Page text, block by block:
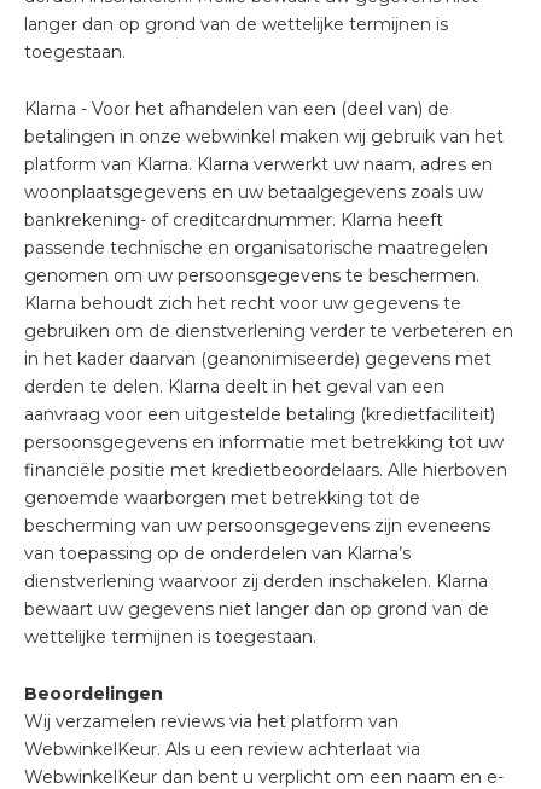
langer dan op grond van de wettelijke termijnen is
toegestaan.
Klarna - Voor het afhandelen van een (deel van) de
betalingen in onze webwinkel maken wij gebruik van het
platform van Klarna. Klarna verwerkt uw naam, adres en
woonplaatsgegevens en uw betaalgegevens zoals uw
bankrekening- of creditcardnummer. Klarna heeft
passende technische en organisatorische maatregelen
genomen om uw persoonsgegevens te beschermen.
Klarna behoudt zich het recht voor uw gegevens te
gebruiken om de dienstverlening verder te verbeteren en
in het kader daarvan (geanonimiseerde) gegevens met
derden te delen. Klarna deelt in het geval van een
aanvraag voor een uitgestelde betaling (kredietfaciliteit)
persoonsgegevens en informatie met betrekking tot uw
financiële positie met kredietbeoordelaars. Alle hierboven
genoemde waarborgen met betrekking tot de
bescherming van uw persoonsgegevens zijn eveneens
van toepassing op de onderdelen van Klarna’s
dienstverlening waarvoor zij derden inschakelen. Klarna
bewaart uw gegevens niet langer dan op grond van de
wettelijke termijnen is toegestaan.
Beoordelingen
Wij verzamelen reviews via het platform van
WebwinkelKeur. Als u een review achterlaat via
WebwinkelKeur dan bent u verplicht om een naam en e-